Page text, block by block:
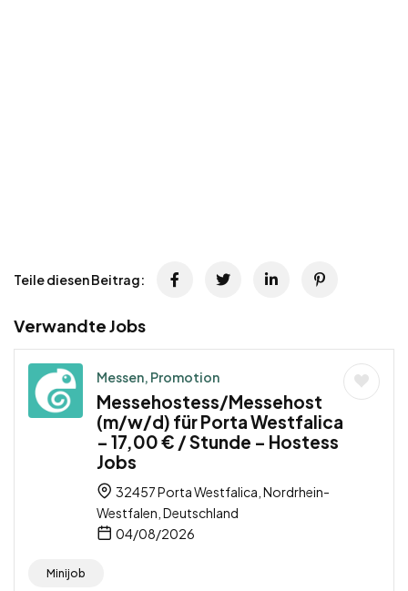
Teile diesen Beitrag:
Verwandte Jobs
Messen, Promotion
Messehostess/Messehost
(m/w/d) für Porta Westfalica
– 17,00 € / Stunde – Hostess
Jobs
32457 Porta Westfalica, Nordrhein-
Westfalen, Deutschland
04/08/2026
Minijob